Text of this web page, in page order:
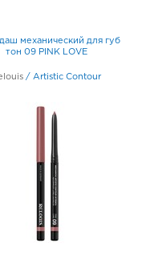
ул Энгельса, д. 70
ул Карла Маркса, д.
механический для губ
тон 09 PINK LOVE
/ Artistic Contour